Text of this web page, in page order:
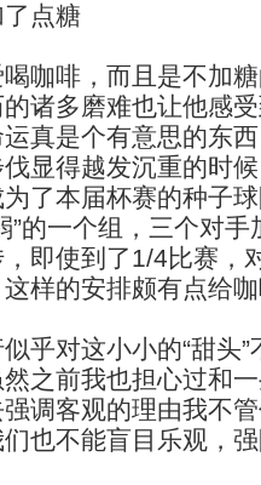
点糖
啡，而且是不加糖
诸多磨难也让他感
真是个有意思的东
伐显得越发沉重的
了本届杯赛的种子
”的一个组，三个对
即使到了1/4比赛，
样的安排颇有点给
对这小小的“甜头”
之前我也担心过和
调客观的理由我不
也不能盲目乐观，